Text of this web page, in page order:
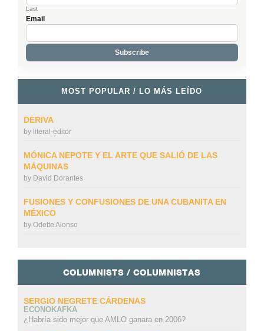
Last
Email
MOST POPULAR / LO MÁS LEÍDO
DERIVA
by literal-editor
MÓNICA NEPOTE Y EL ARTE QUE SALIÓ DE LAS
MÁQUINAS
by David Dorantes
FUSIONES Y CONFUSIONES DE UNA CUBANITA EN
MÉXICO
by Odette Alonso
COLUMNISTS / COLUMNISTAS
SERGIO NEGRETE CÁRDENAS
ECONOKAFKA
¿Habría sido mejor que AMLO ganara en 2006?